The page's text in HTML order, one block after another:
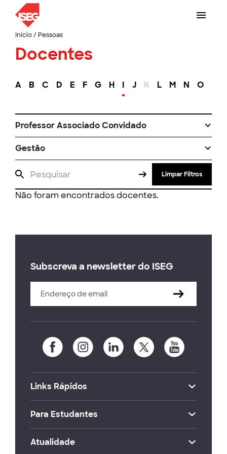
Início/ Pessoas
Docentes
A B C D E F G H I J K L M N O
Professor Associado Convidado
Gestão
Limpar Filtros
Não foram encontrados docentes.
Subscreva a newsletter do ISEG
Links Rápidos
Para Estudantes
Atualidade